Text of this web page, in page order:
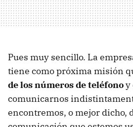
Pues muy sencillo. La
tiene como próxima misión
de los números de teléfonoy
comunicarnos
encontremos, o mejor dicho,